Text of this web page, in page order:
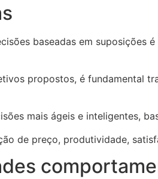
baseadas em suposições
propostos, é fundamental
mais ágeis e inteligentes,
de preço, produtividade,